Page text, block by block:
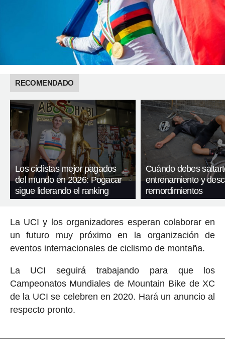
RECOMENDADO
Los ciclistas mejor pagados
del mundo en 2026: Pogacar
sigue liderando el ranking
Cuándo debes
entrenamiento y
remordimientos
La UCI y los organizadores esperan colaborar en
un futuro muy próximo en la organización de
eventos internacionales de ciclismo de montaña.
La UCI seguirá trabajando para que los
Campeonatos Mundiales de Mountain Bike de XC
de la UCI se celebren en 2020. Hará un anuncio al
respecto pronto.